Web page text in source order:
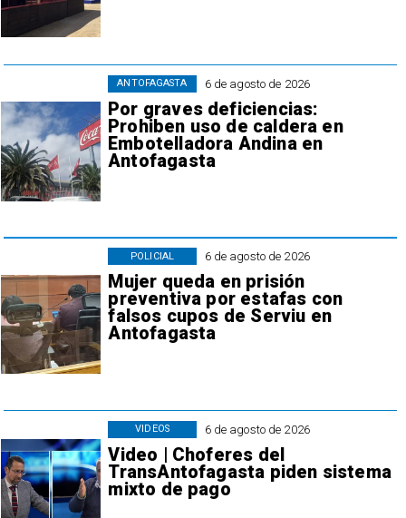
6 de agosto de 2026
Por graves deficiencias:
Prohiben uso de caldera en
Embotelladora Andina en
Antofagasta
ANTOFAGASTA
6 de agosto de 2026
Mujer queda en prisión
preventiva por estafas con
falsos cupos de Serviu en
Antofagasta
POLICIAL
6 de agosto de 2026
Video | Choferes del
TransAntofagasta piden sistema
mixto de pago
VIDEOS